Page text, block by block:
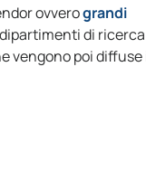
ovverograndi
dipartimenti di
vengono poi diffuse